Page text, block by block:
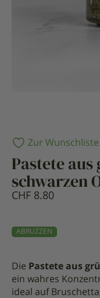
Zur
Pastete
schwarzen
CHF 8.80
ABRUZZEN
Die Pastete aus
ein wahres
ideal auf